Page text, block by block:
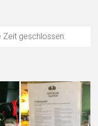
Zeit geschlossen.